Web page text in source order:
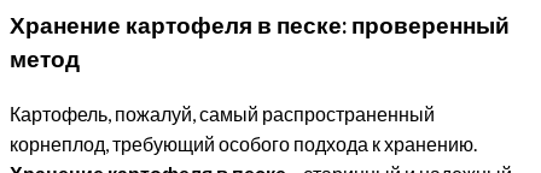
Хранение картофеля в песке: проверенный
метод
Картофель, пожалуй, самый распространенный
корнеплод, требующий особого подхода к хранению.